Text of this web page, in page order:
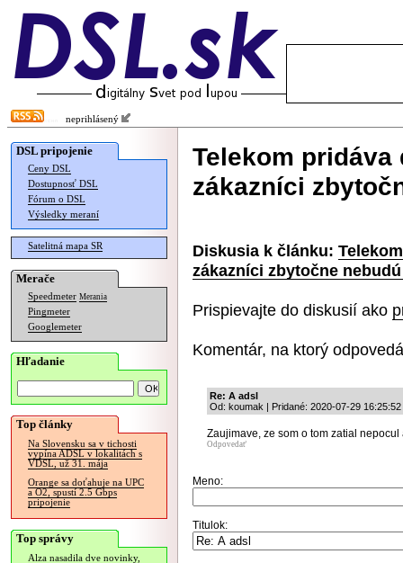
neprihlásený
DSL pripojenie
Ceny DSL
Dostupnosť DSL
Fórum o DSL
Výsledky meraní
Satelitná mapa SR
Merače
Speedmeter Merania
Pingmeter
Googlemeter
Hľadanie
Top články
Na Slovensku sa v tichosti
vypína ADSL v lokalitách s
VDSL, už 31. mája
Orange sa doťahuje na UPC
a O2, spustí 2.5 Gbps
pripojenie
Top správy
Alza nasadila dve novinky,
Telekom
zákazníci
Diskusia k článku:
zákazníci zbytočne
Prispievajte do diskusií ako
Komentár, na ktorý
Re: A adsl
Od: koumak | Pridané: 2020-07-29 16:25:52
Zaujimave, ze som o tom zatial
Odpovedať
Meno:
Titulok: